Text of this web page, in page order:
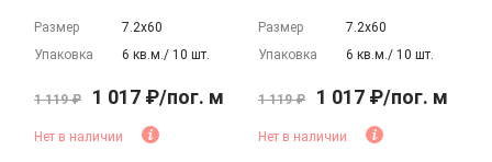
Размер
7.2х60
Упаковка
6 кв.м./ 10 шт.
1 119 ₽ 1 017 ₽/пог. м
Нет в наличии
Размер
7.2х60
Упаковка
6 кв.м./ 10 шт.
1 119 ₽ 1 017 ₽/пог. м
Нет в наличии